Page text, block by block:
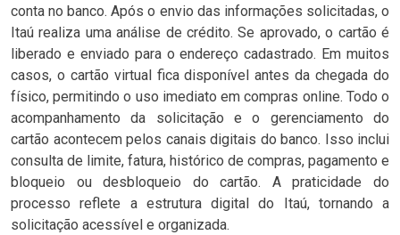
conta no banco. Após o envio das informações solicitadas, o
Itaú realiza uma análise de crédito. Se aprovado, o cartão é
liberado e enviado para o endereço cadastrado. Em muitos
casos, o cartão virtual fica disponível antes da chegada do
físico, permitindo o uso imediato em compras online. Todo o
acompanhamento da solicitação e o gerenciamento do
cartão acontecem pelos canais digitais do banco. Isso inclui
consulta de limite, fatura, histórico de compras, pagamento e
bloqueio ou desbloqueio do cartão. A praticidade do
processo reflete a estrutura digital do Itaú, tornando a
solicitação acessível e organizada.